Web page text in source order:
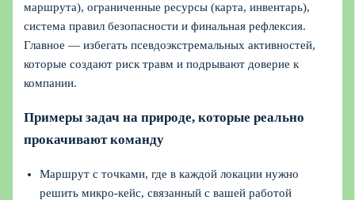
маршрута), ограниченные ресурсы (карта, инвентарь),
система правил безопасности и финальная рефлексия.
Главное — избегать псевдоэкстремальных активностей,
которые создают риск травм и подрывают доверие к
компании.
Примеры задач на природе, которые реально
прокачивают команду
Маршрут с точками, где в каждой локации нужно
решить микро-кейс, связанный с вашей работой